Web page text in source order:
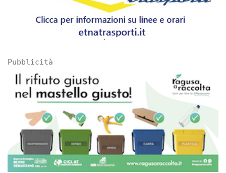
Pubblicità